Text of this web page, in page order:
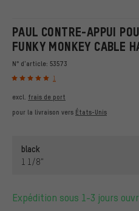
PAUL CONTRE-APPUI
FUNKY MONKEY CABLE
N° d'article: 53573
1
excl. frais de port
pour la livraison vers États-Unis
black
1 1/8"
Expédition sous 1-3 jours